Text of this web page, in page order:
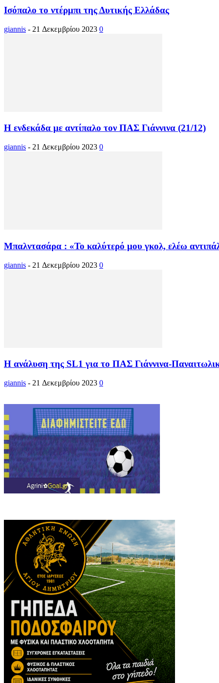
Ισόπαλο το ντέρμπι της Δυτικής Ελλάδας
giannis - 21 Δεκεμβρίου 2023 0
Η ενδεκάδα με αντίπαλο τον ΠΑΣ Γιάννινα (21/12)
giannis - 21 Δεκεμβρίου 2023 0
Μπαλντασάρα : «Το καλύτερό μου γκολ, ελέω
giannis - 21 Δεκεμβρίου 2023 0
Η ανάλυση της SL1 για το ΠΑΣ Γιάννινα-
giannis - 21 Δεκεμβρίου 2023 0